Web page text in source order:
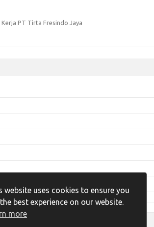
website uses cookies to ensure you
best experience on our website.
more
PT Tirta Fresindo Jaya